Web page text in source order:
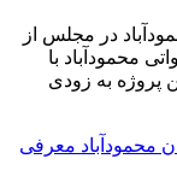
در مجلس از
فاز نخست نیروگاه ۵۰۰ مگاواتی محمودآباد با
این پروژه به زودی